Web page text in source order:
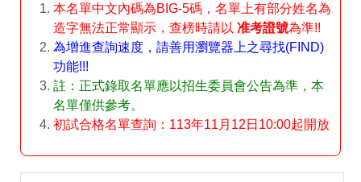
本名單中文內碼為BIG-5碼，名單上有部分姓名為
造字無法正常顯示，查榜時請以 准考證號為準!!
為增進查詢速度，請善用瀏覽器上之尋找(FIND)
功能!!!
註：正式錄取名單應以招生委員會公告為準，本
名單僅供參考。
初試合格名單查詢：113年11月12日10:00起開放